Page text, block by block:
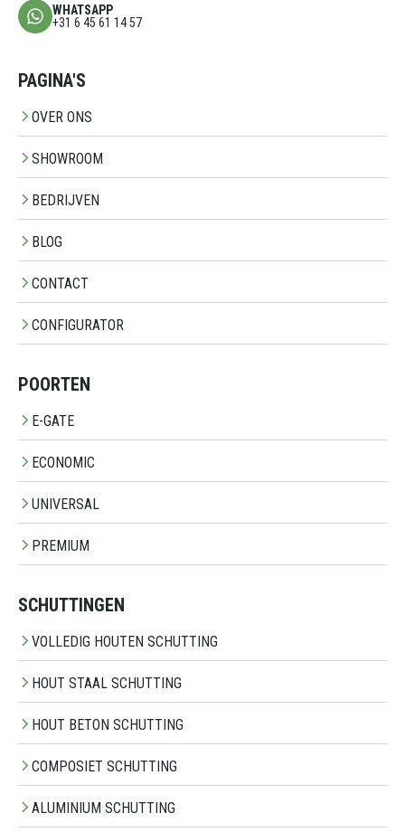
WHATSAPP
+31 6 45 61 14 57
PAGINA'S
OVER ONS
SHOWROOM
BEDRIJVEN
BLOG
CONTACT
CONFIGURATOR
POORTEN
E-GATE
ECONOMIC
UNIVERSAL
PREMIUM
SCHUTTINGEN
VOLLEDIG HOUTEN SCHUTTING
HOUT STAAL SCHUTTING
HOUT BETON SCHUTTING
COMPOSIET SCHUTTING
ALUMINIUM SCHUTTING